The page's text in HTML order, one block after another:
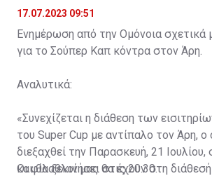
17.07.2023 09:51
Ενημέρωση από την Ομόνοια σχετικά
για το Σούπερ Καπ κόντρα στον Άρη.
Αναλυτικά:
«Συνεχίζεται η διάθεση των
του Super Cup με αντίπαλο τον Άρη, ο
διεξαχθεί την Παρασκευή, 21
και θα ξεκινήσει στις 20:30.
Οι φίλαθλοί μας θα έχουν στη